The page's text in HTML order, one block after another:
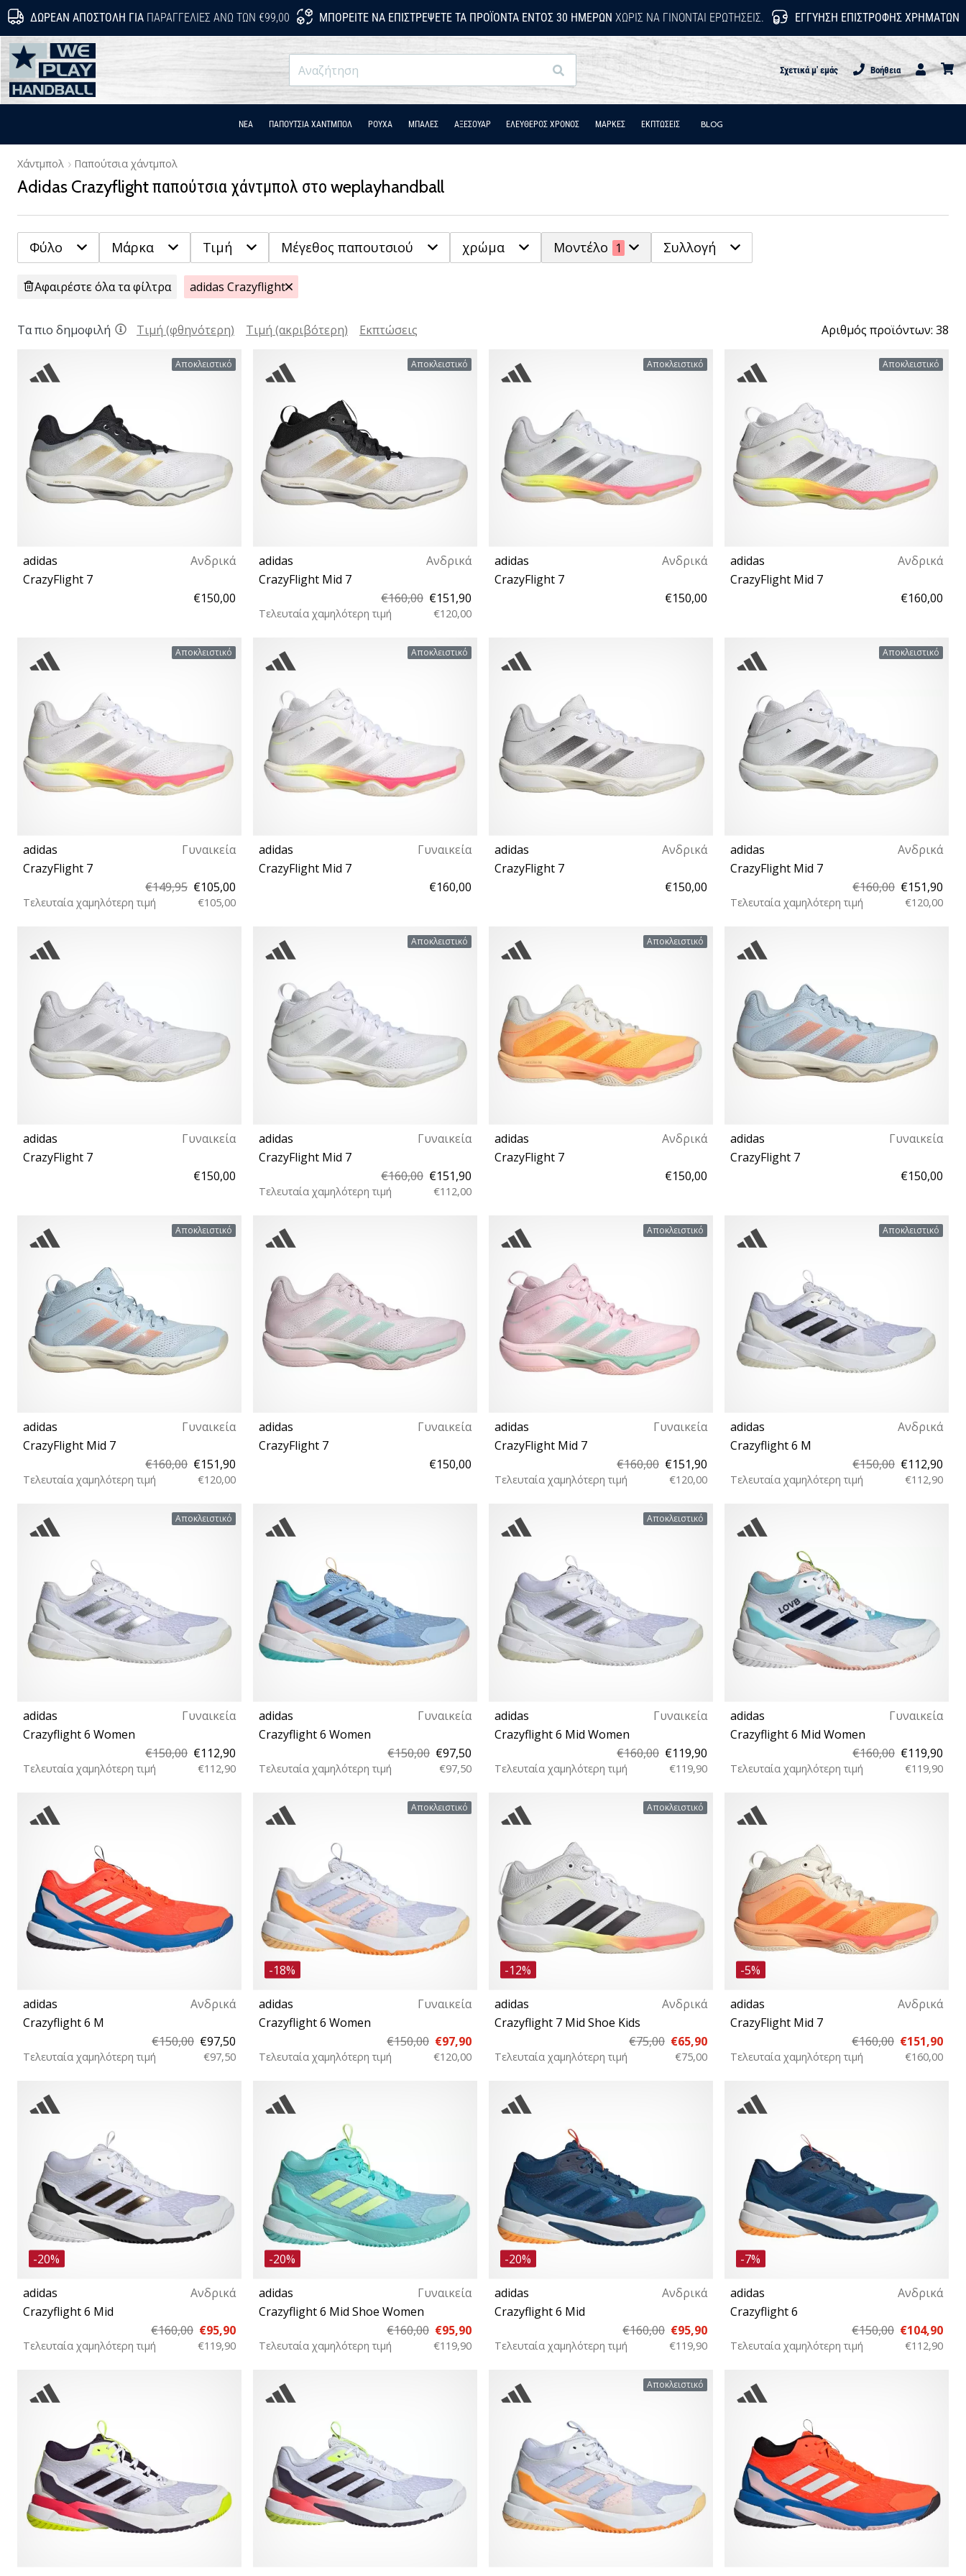
ΔΩΡΕΆΝ ΑΠΟΣΤΟΛΉ ΓΙΑΠΑΡΑΓΓΕΛΊΕΣ ΆΝΩ ΤΩΝ €99,00 ΜΠΟΡΕΊΤΕ ΝΑ ΕΠΙΣΤΡΈΨΕΤΕ ΤΑ ΠΡΟΪΌΝΤΑ ΕΝΤΌΣ 30 ΗΜΕΡΏΝ ΧΩΡΊΣ ΝΑ ΓΊΝΟΝΤΑΙ ΕΡΩΤΉΣΕΙΣ. ΕΓΓΎΗΣΗ ΕΠΙΣΤΡΟΦΉΣ ΧΡΗΜΆΤΩΝ
WePlayHandball.gr
Αναζήτηση Σχετικά μ' εμάς
Βοήθεια
Χρήστης
ΝΕΑ ΠΑΠΟΎΤΣΙΑ ΧΆΝΤΜΠΟΛ ΡΟΎΧΑ ΜΠΑΛΕΣ ΑΞΕΣΟΥΑΡ ΕΛΕΥΘΕΡΟΣ ΧΡΟΝΟΣ ΜΑΡΚΕΣ ΕΚΠΤΩΣΕΙΣ BLOG
Χάντμπολ Παπούτσια χάντμπολ
Adidas Crazyflight παπούτσια χάντμπολ στο weplayhandball
Φύλο Μάρκα Τιμή Μέγεθος παπουτσιού χρώμα Μοντέλο 1 Συλλογή
Αφαιρέστε όλα τα φίλτρα adidas Crazyflight
Τα πιο δημοφιλή Τιμή (φθηνότερη) Τιμή (ακριβότερη) Εκπτώσεις Αριθµός προϊόντων: 38
Αποκλειστικό
adidas
Ανδρικά
CrazyFlight 7
€150,00
39⅓ 40 40⅔ 41⅓ 42 42⅔ 43⅓ 44 44⅔ 45⅓
46 46⅔ 47⅓ 48 48⅔ 49⅓ 50 50⅔
Αποκλειστικό
adidas
Ανδρικά
CrazyFlight Mid 7
€160,00 €151,90
Τελευταία χαμηλότερη τιμή €120,00
39⅓ 40 40⅔ 41⅓ 42 42⅔ 43⅓ 44 44⅔ 45⅓
46 46⅔ 47⅓ 48 48⅔ 49⅓ 50 50⅔
Αποκλειστικό
adidas
Ανδρικά
CrazyFlight 7
€150,00
43⅓ 44 44⅔ 45⅓ 46 46⅔ 47⅓ 48 48⅔ 50⅔
Αποκλειστικό
adidas
Ανδρικά
CrazyFlight Mid 7
€160,00
42 42⅔ 43⅓ 44 44⅔ 45⅓ 46 46⅔ 48 48⅔
Αποκλειστικό
adidas
Γυναικεία
CrazyFlight 7
€149,95 €105,00
Τελευταία χαμηλότερη τιμή €105,00
36⅔ 37⅓ 38⅔ 39⅓ 40 40⅔ 41⅓ 42 42⅔ 43⅓
Αποκλειστικό
adidas
Γυναικεία
CrazyFlight Mid 7
€160,00
38 38⅔ 39⅓ 40 40⅔ 41⅓ 42 42⅔ 43⅓
adidas
Ανδρικά
CrazyFlight 7
€150,00
42⅔ 43⅓ 44 44⅔ 45⅓ 46 46⅔ 47⅓ 48 48⅔
Αποκλειστικό
adidas
Ανδρικά
CrazyFlight Mid 7
€160,00 €151,90
Τελευταία χαμηλότερη τιμή €120,00
41⅓ 42⅔ 43⅓ 44 44⅔ 45⅓ 46 46⅔ 47⅓ 48
adidas
Γυναικεία
CrazyFlight 7
€150,00
36⅔ 37⅓ 38 38⅔ 39⅓ 40 40⅔ 41⅓ 42 42⅔
Αποκλειστικό
adidas
Γυναικεία
CrazyFlight Mid 7
€160,00 €151,90
Τελευταία χαμηλότερη τιμή €112,00
37⅓ 38 38⅔ 39⅓ 40 40⅔ 41⅓ 42 42⅔ 43⅓
Αποκλειστικό
adidas
Ανδρικά
CrazyFlight 7
€150,00
42⅔ 43⅓ 44 44⅔ 45⅓ 46 46⅔ 47⅓ 48⅔ 50
adidas
Γυναικεία
CrazyFlight 7
€150,00
36⅔ 37⅓ 38 38⅔ 39⅓ 40 40⅔ 41⅓ 42 42⅔
Αποκλειστικό
adidas
Γυναικεία
CrazyFlight Mid 7
€160,00 €151,90
Τελευταία χαμηλότερη τιμή €120,00
37⅓ 38 38⅔ 39⅓ 40 40⅔ 41⅓ 42 42⅔ 43⅓
adidas
Γυναικεία
CrazyFlight 7
€150,00
36⅔ 37⅓ 38 38⅔ 39⅓ 40 40⅔ 41⅓ 42 42⅔
Αποκλειστικό
adidas
Γυναικεία
CrazyFlight Mid 7
€160,00 €151,90
Τελευταία χαμηλότερη τιμή €120,00
37⅓ 38 38⅔ 39⅓ 40 40⅔ 41⅓ 42 42⅔ 43⅓
Αποκλειστικό
adidas
Ανδρικά
Crazyflight 6 M
€150,00 €112,90
Τελευταία χαμηλότερη τιμή €112,90
Αποκλειστικό
adidas
Γυναικεία
Crazyflight 6 Women
€150,00 €112,90
Τελευταία χαμηλότερη τιμή €112,90
adidas
Γυναικεία
Crazyflight 6 Women
€150,00 €97,50
Τελευταία χαμηλότερη τιμή €97,50
Αποκλειστικό
adidas
Γυναικεία
Crazyflight 6 Mid Women
€160,00 €119,90
Τελευταία χαμηλότερη τιμή €119,90
adidas
Γυναικεία
Crazyflight 6 Mid Women
€160,00 €119,90
Τελευταία χαμηλότερη τιμή €119,90
adidas
Ανδρικά
Crazyflight 6 M
€150,00 €97,50
Τελευταία χαμηλότερη τιμή €97,50
Αποκλειστικό
-18%
adidas
Γυναικεία
Crazyflight 6 Women
€150,00 €97,90
Τελευταία χαμηλότερη τιμή €120,00
38⅔ 42⅔ 43⅓ 44 44⅔ 45⅓ 46 46⅔ 47⅓ 48
Αποκλειστικό
-12%
adidas
Ανδρικά
Crazyflight 7 Mid Shoe Kids
€75,00 €65,90
Τελευταία χαμηλότερη τιμή €75,00
-5%
adidas
Ανδρικά
CrazyFlight Mid 7
€160,00 €151,90
Τελευταία χαμηλότερη τιμή €160,00
42⅔ 43⅓ 44 44⅔ 45⅓ 46 46⅔ 47⅓ 48 48⅔
-20%
adidas
Ανδρικά
Crazyflight 6 Mid
€160,00 €95,90
Τελευταία χαμηλότερη τιμή €119,90
42 43⅓ 44 44⅔ 45⅓ 46 46⅔ 47⅓ 48⅔ 49⅓
-20%
adidas
Γυναικεία
Crazyflight 6 Mid Shoe Women
€160,00 €95,90
Τελευταία χαμηλότερη τιμή €119,90
-20%
adidas
Ανδρικά
Crazyflight 6 Mid
€160,00 €95,90
Τελευταία χαμηλότερη τιμή €119,90
42 43⅓ 44 44⅔ 46 46⅔ 47⅓
-7%
adidas
Ανδρικά
Crazyflight 6
€150,00 €104,90
Τελευταία χαμηλότερη τιμή €112,90
Αποκλειστικό